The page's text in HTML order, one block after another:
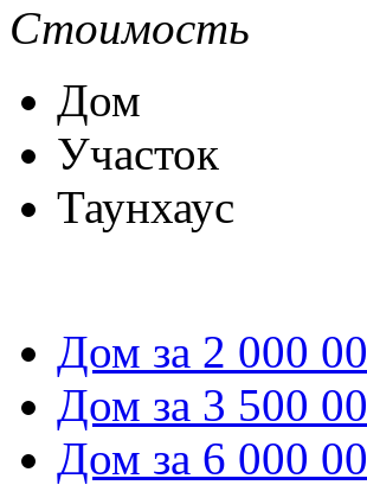
Стоимость
Дом
Участок
Таунхаус
Дом за 2 000
Дом за 3 500
Дом за 6 000